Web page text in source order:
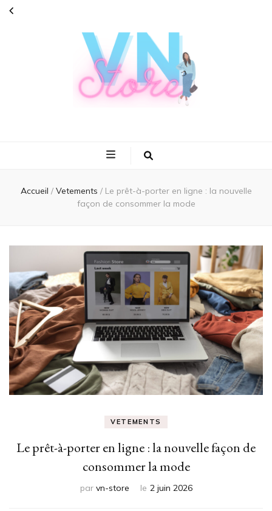
Accueil / Vetements / Le prêt-à-porter en ligne : la nouvelle
façon de consommer la mode
VETEMENTS
Le prêt-à-porter en ligne : la nouvelle façon de
consommer la mode
par vn-store le 2 juin 2026